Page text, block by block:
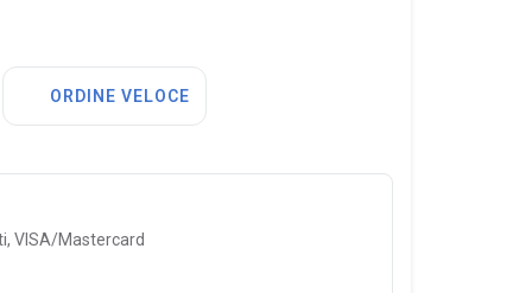
ORDINE VELOCE
VISA/Mastercard